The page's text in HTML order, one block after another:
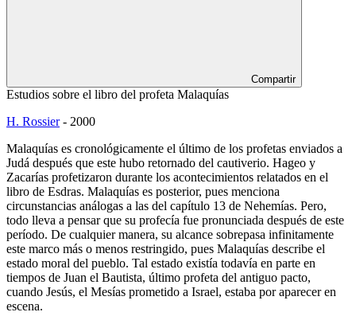
Compartir
Estudios sobre el libro del profeta Malaquías
H. Rossier- 2000
Malaquías es cronológicamente el último de los profetas enviados a
Judá después que este hubo retornado del cautiverio. Hageo y
Zacarías profetizaron durante los acontecimientos relatados en el
libro de Esdras. Malaquías es posterior, pues menciona
circunstancias análogas a las del capítulo 13 de Nehemías. Pero,
todo lleva a pensar que su profecía fue pronunciada después de este
período. De cualquier manera, su alcance sobrepasa infinitamente
este marco más o menos restringido, pues Malaquías describe el
estado moral del pueblo. Tal estado existía todavía en parte en
tiempos de Juan el Bautista, último profeta del antiguo pacto,
cuando Jesús, el Mesías prometido a Israel, estaba por aparecer en
escena.